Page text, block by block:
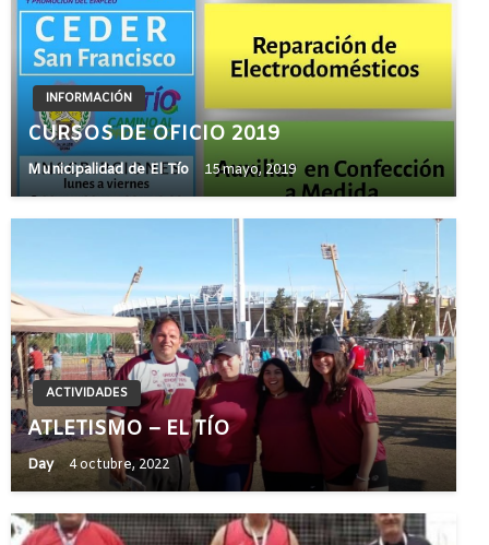
INFORMACIÓN
CURSOS DE OFICIO 2019
Municipalidad de El Tío 15 mayo, 2019
ACTIVIDADES
ATLETISMO – EL TÍO
Day 4 octubre, 2022